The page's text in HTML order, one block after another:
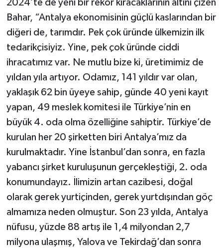
2024’te de yeni bir rekor kıracaklarının altını çizen
Bahar, “Antalya ekonomisinin güçlü kaslarından bir
diğeri de, tarımdır. Pek çok üründe ülkemizin ilk
tedarikçisiyiz. Yine, pek çok üründe ciddi
ihracatımız var. Ne mutlu bize ki, üretimimiz de
yıldan yıla artıyor. Odamız, 141 yıldır var olan,
yaklaşık 62 bin üyeye sahip, günde 40 yeni kayıt
yapan, 49 meslek komitesi ile Türkiye’nin en
büyük 4. oda olma özelliğine sahiptir. Türkiye’de
kurulan her 20 şirketten biri Antalya’mız da
kurulmaktadır. Yine İstanbul’dan sonra, en fazla
yabancı şirket kuruluşunun gerçekleştiği, 2. oda
konumundayız. İlimizin artan cazibesi, doğal
olarak gerek yurtiçinden, gerek yurtdışından göç
almamıza neden olmuştur. Son 23 yılda, Antalya
nüfusu, yüzde 88 artış ile 1,4 milyondan 2,7
milyona ulaşmış, Yalova ve Tekirdağ’dan sonra